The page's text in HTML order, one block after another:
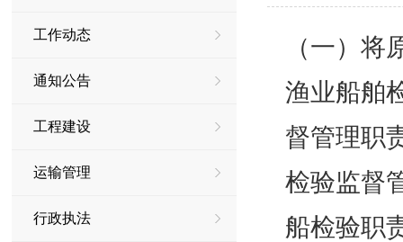
工作动态
通知公告
工程建设
运输管理
行政执法
（一）
渔业船舶
督管理职
检验监督
船检验职